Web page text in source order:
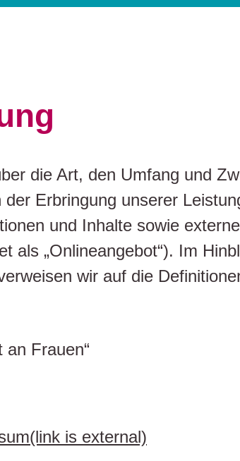
die Art, den Umfang und
der Erbringung unserer
und Inhalte sowie
als „Onlineangebot“). Im
wir auf die
an Frauen“
is external)